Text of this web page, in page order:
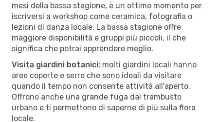
mesi della bassa stagione, è un ottimo momento per
iscriversi a workshop come ceramica, fotografia o
lezioni di danza locale. La bassa stagione offre
maggiore disponibilità e gruppi più piccoli, il che
significa che potrai apprendere meglio.
Visita giardini botanici: molti giardini locali hanno
aree coperte e serre che sono ideali da visitare
quando il tempo non consente attività all'aperto.
Offrono anche una grande fuga dal trambusto
urbano e ti permettono di saperne di più sulla flora
locale.